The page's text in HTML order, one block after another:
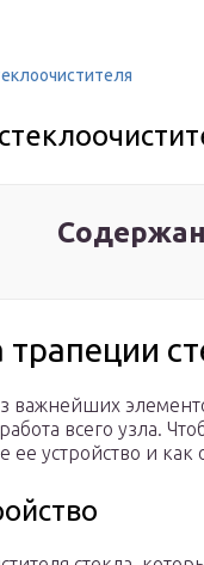
трапеции
важнейших
всего узла.
устройство и как